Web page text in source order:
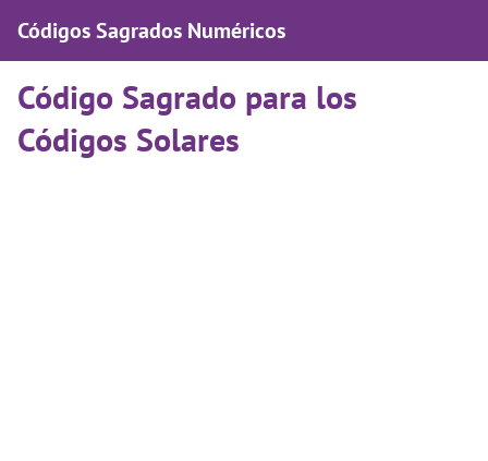
Códigos Sagrados Numéricos
Código Sagrado para los
Códigos Solares